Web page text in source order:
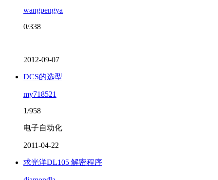
wangpengya
0/338
2012-09-07
DCS的选型
my718521
1/958
电子自动化
2011-04-22
求光洋DL105 解密程序